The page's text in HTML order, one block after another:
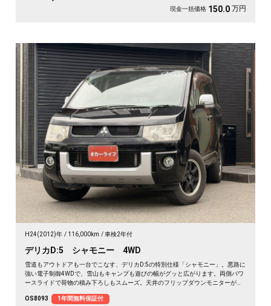
現金一括価格 150.0 万円
H24(2012)年 116,000km 車検2年付
デリカD:5 シャモニー 4WD
雪道もアウトドアも一台でこなす、デリカD:5の特別仕様「シャモニー」。悪路に
強い電子制御4WDで、雪山もキャンプも遊びの幅がグッと広がります。両側パワ
ースライドで荷物の積み下ろしもスムーズ。天井のフリップダウンモニターがあ
いた一台で、週末の遠出が待ち遠しくなりますよ。乗り込むほどに頼れる相棒に
OS8093 1年間無料保証付